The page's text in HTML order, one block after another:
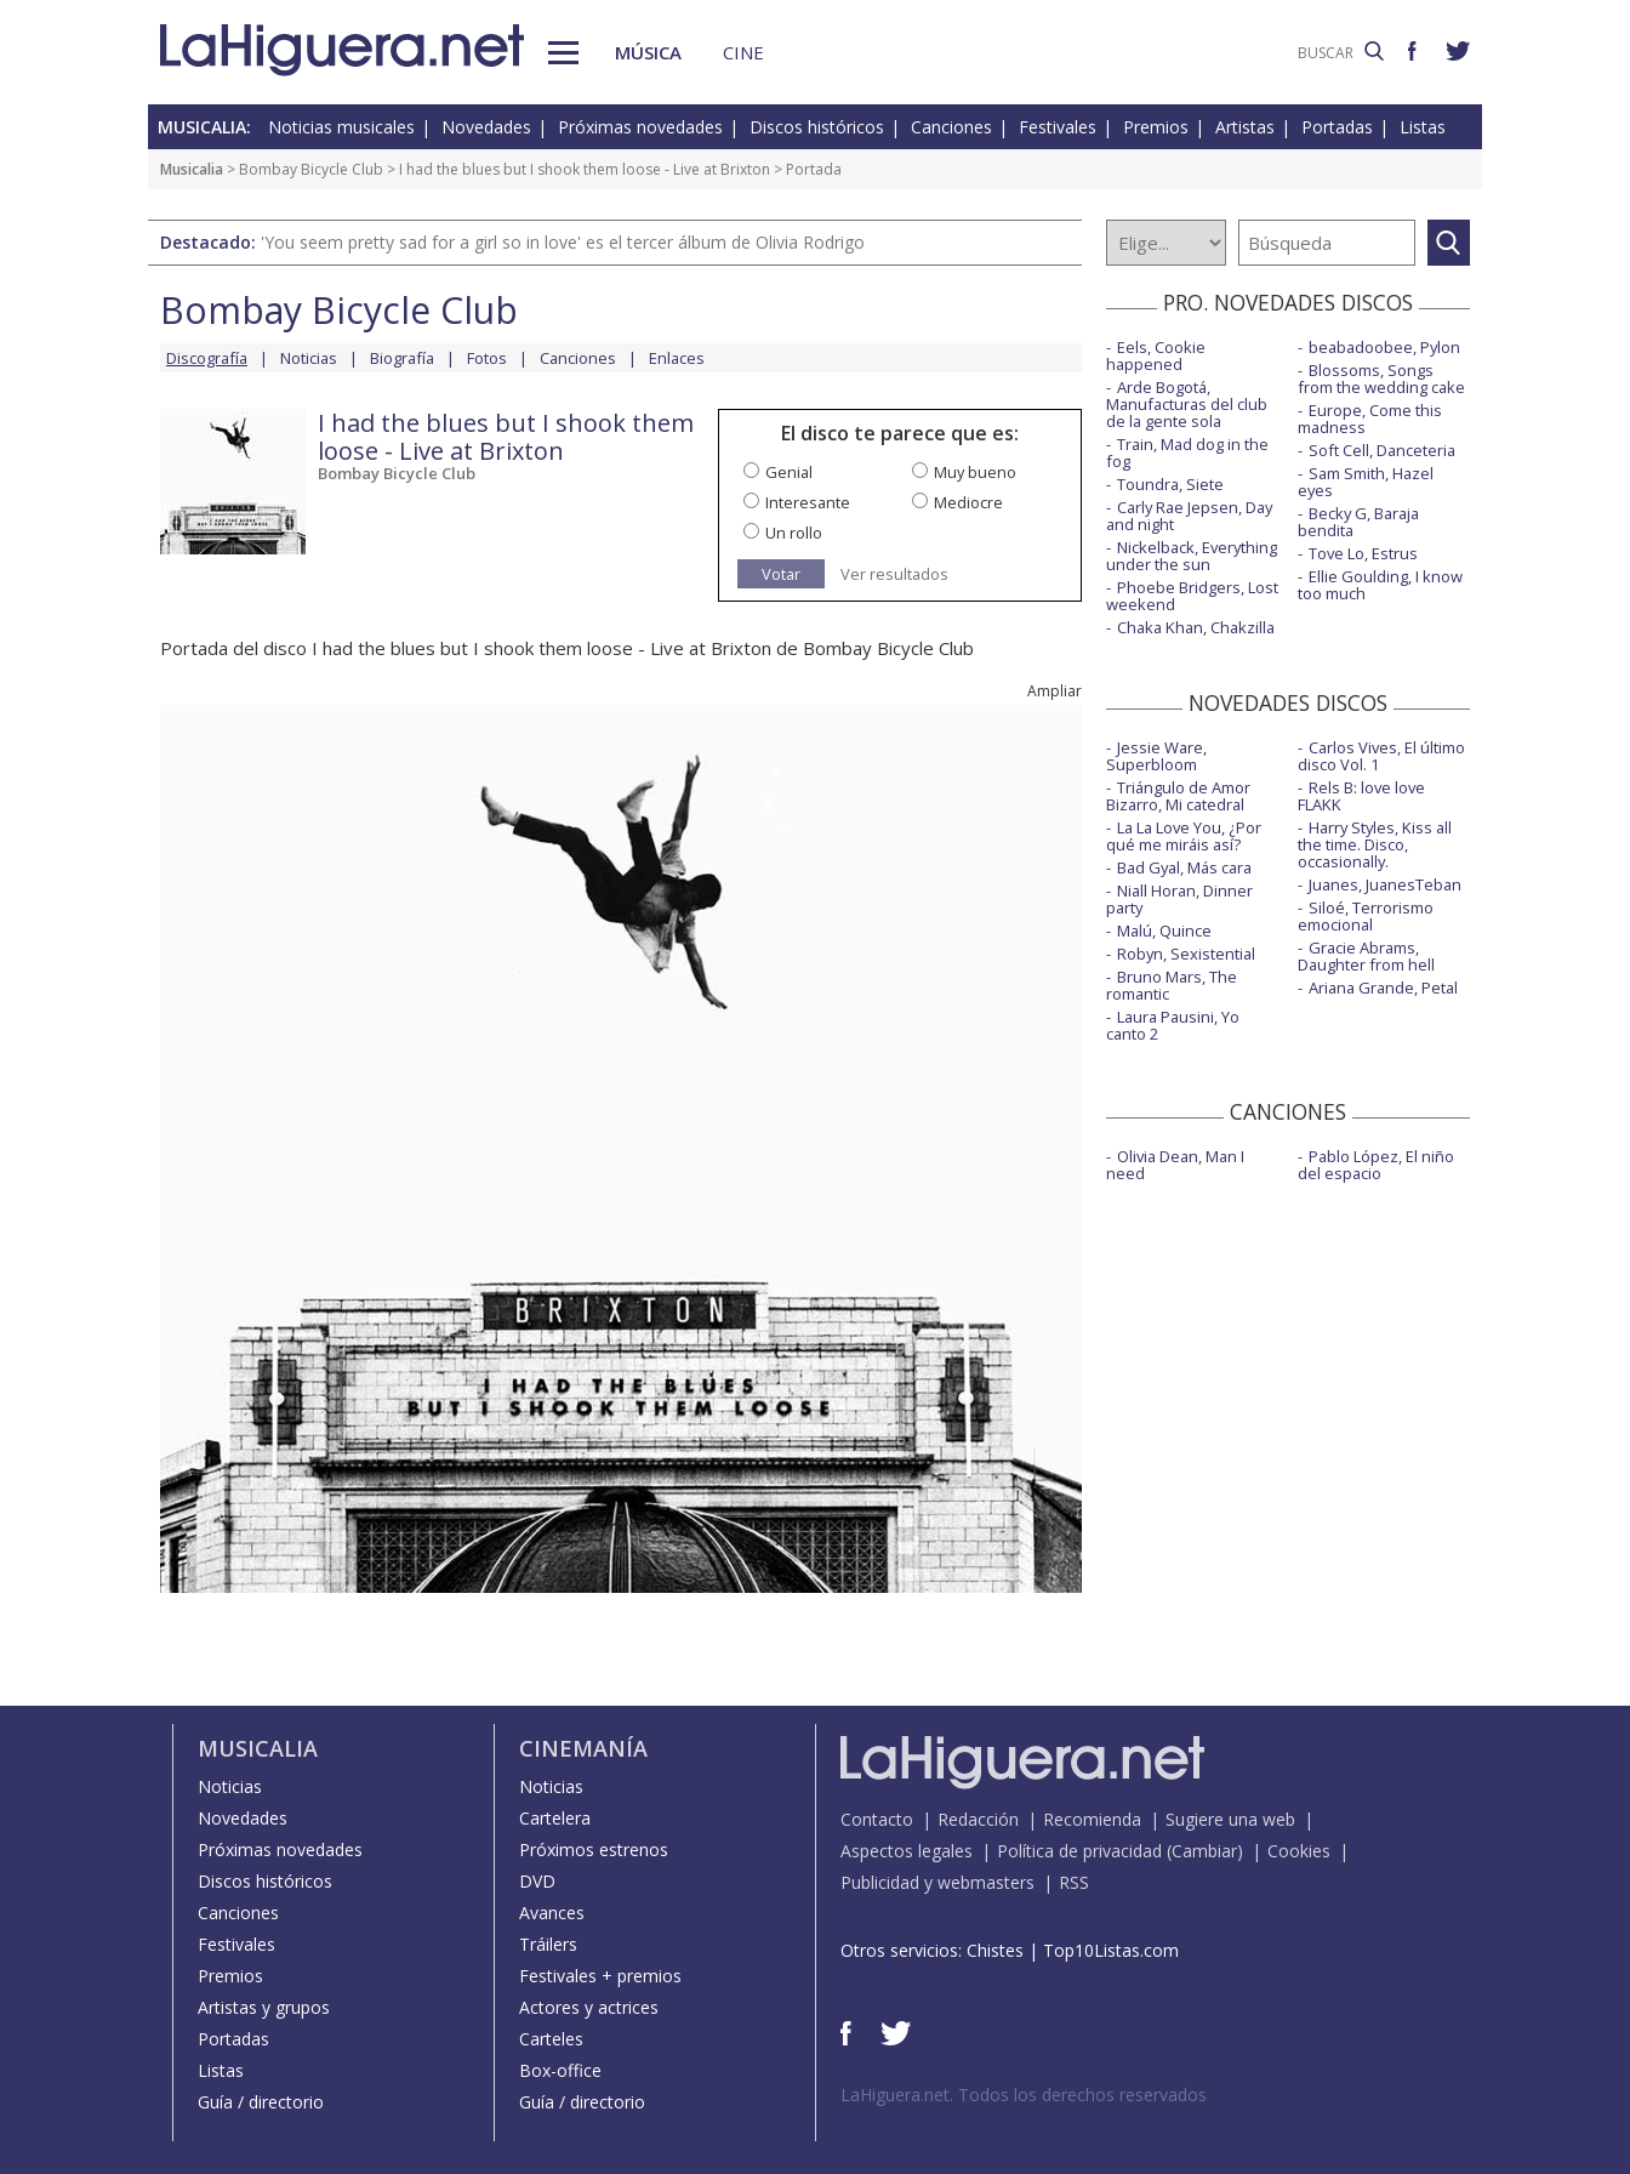
MÚSICA CINE
MUSICALIA: Noticias musicales Novedades Próximas novedades Discos históricos Canciones Festivales Premios Artistas Portadas Listas
Musicalia > Bombay Bicycle Club > I had the blues but I shook them loose - Live at Brixton > Portada
Destacado: 'You seem pretty sad for a girl so in love' es el tercer álbum de Olivia Rodrigo
Bombay Bicycle Club
Discografía Noticias Biografía Fotos Canciones Enlaces
I had the blues but I shook them
loose - Live at Brixton
Bombay Bicycle Club
El disco te parece que es:
Genial
Muy bueno
Interesante
Mediocre
Un rollo
Votar
Ver resultados
Portada del disco I had the blues but I shook them loose - Live at Brixton de Bombay Bicycle Club
Ampliar
PRO. NOVEDADES DISCOS
Eels, Cookie
happened
Arde Bogotá,
Manufacturas del club
de la gente sola
Train, Mad dog in the
fog
Toundra, Siete
Carly Rae Jepsen, Day
and night
Nickelback, Everything
under the sun
Phoebe Bridgers, Lost
weekend
Chaka Khan, Chakzilla
beabadoobee, Pylon
Blossoms, Songs
from the wedding cake
Europe, Come this
madness
Soft Cell, Danceteria
Sam Smith, Hazel
eyes
Becky G, Baraja
bendita
Tove Lo, Estrus
Ellie Goulding, I know
too much
NOVEDADES DISCOS
Jessie Ware,
Superbloom
Triángulo de Amor
Bizarro, Mi catedral
La La Love You, ¿Por
qué me miráis así?
Bad Gyal, Más cara
Niall Horan, Dinner
party
Malú, Quince
Robyn, Sexistential
Bruno Mars, The
romantic
Laura Pausini, Yo
canto 2
Carlos Vives, El último
disco Vol. 1
Rels B: love love
FLAKK
Harry Styles, Kiss all
the time. Disco,
occasionally.
Juanes, JuanesTeban
Siloé, Terrorismo
emocional
Gracie Abrams,
Daughter from hell
Ariana Grande, Petal
CANCIONES
Olivia Dean, Man I
need
Pablo López, El niño
del espacio
MUSICALIA
Noticias
Novedades
Próximas novedades
Discos históricos
Canciones
Festivales
Premios
Artistas y grupos
Portadas
Listas
Guía / directorio
CINEMANÍA
Noticias
Cartelera
Próximos estrenos
DVD
Avances
Tráilers
Festivales + premios
Actores y actrices
Carteles
Box-office
Guía / directorio
Contacto Redacción Recomienda
Sugiere una web
Aspectos legales
Política de privacidad (Cambiar)
Cookies
Publicidad y webmasters
RSS
Otros servicios: Chistes | Top10Listas.com
LaHiguera.net. Todos los derechos reservados